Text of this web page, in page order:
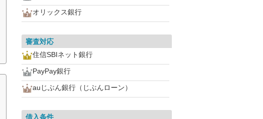
オリックス銀行
審査対応
住信SBIネット銀行
PayPay銀行
auじぶん銀行（じぶんローン）
借入条件